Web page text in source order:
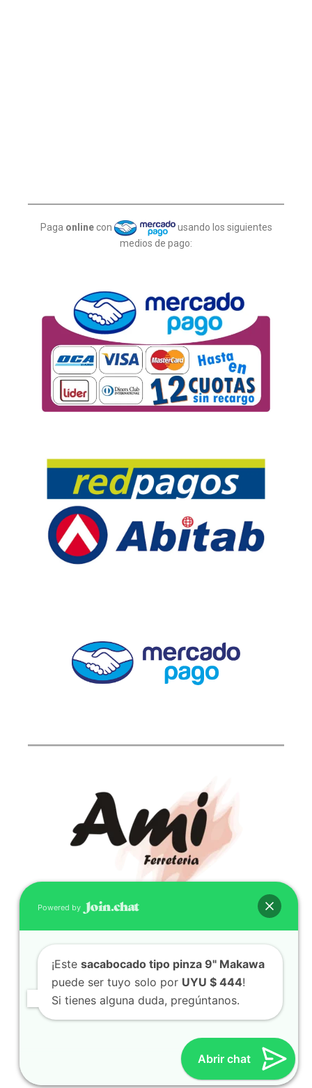
Paga online con
usando los siguientes
medios de pago:
CONTACTO
(598) 099 466 212
correo@ferreami.com.uy
099 466 212
Facebook
Instagram
© 2021 – Ferretería AMI – Canelones, Uruguay | Creado
Viajar, Sudamérica en Auto
Powered by
¡Este sacabocado tipo pinza 9" Makawa
puede ser tuyo solo por UYU $ 444!
Si tienes alguna duda, pregúntanos.
Abrir chat